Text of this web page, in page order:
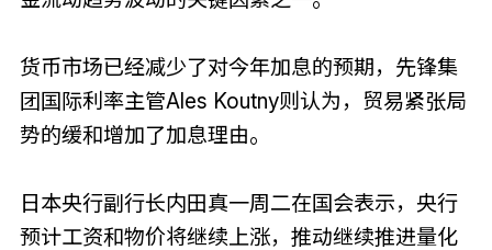
货币市场已经减少了对今年加息的预期，先锋集
团国际利率主管Ales Koutny则认为，贸易紧张局
势的缓和增加了加息理由。
日本央行副行长内田真一周二在国会表示，央行
预计工资和物价将继续上涨，推动继续推进量化